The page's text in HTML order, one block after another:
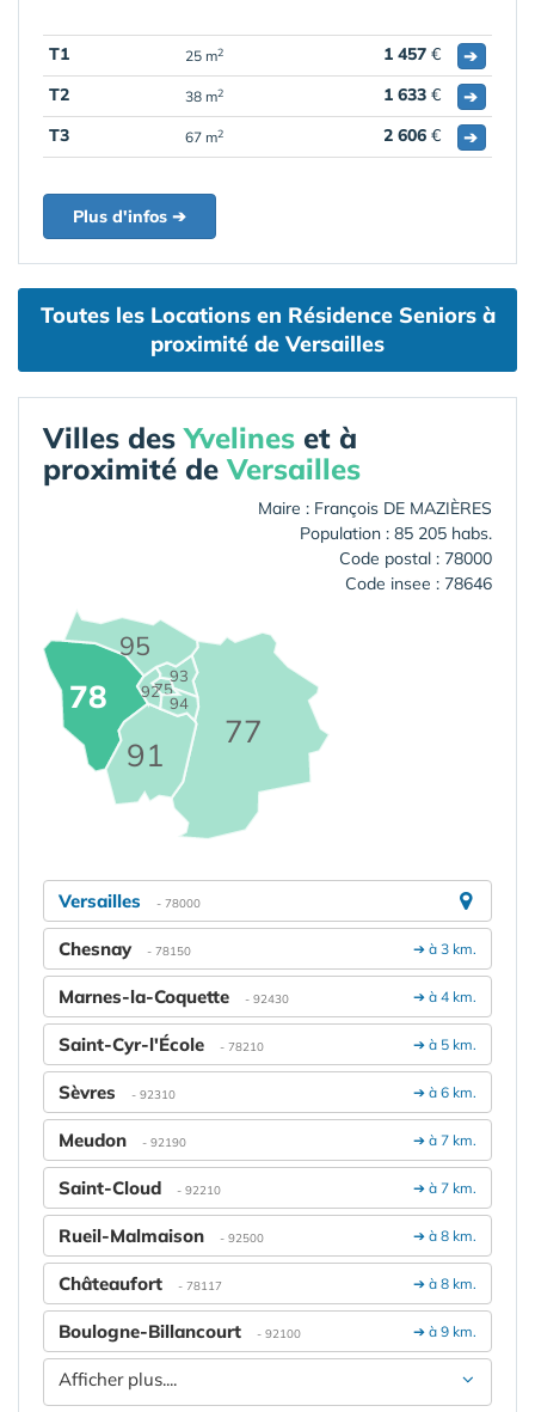
T1 25 m2 1 457 €
➔
T2
38 m2 1 633 €
➔
T3
67 m2 2 606 € ➔
Plus d'infos ➔
Toutes les Locations en Résidence Seniors à
proximité de Versailles
Villes desYvelines et à
proximité deVersailles
Maire : François DE MAZIÈRES
Population : 85 205 habs.
Code postal : 78000
Code insee : 78646
75
77
78
91
92
93
94
95
Versailles - 78000
➔ à 3 km.
Chesnay - 78150
➔ à 4 km.
Marnes-la-Coquette - 92430
➔ à 5 km.
Saint-Cyr-l'École - 78210
➔ à 6 km.
Sèvres - 92310
➔ à 7 km.
Meudon - 92190
➔ à 7 km.
Saint-Cloud - 92210
➔ à 8 km.
Rueil-Malmaison - 92500
➔ à 8 km.
Châteaufort - 78117
➔ à 9 km.
Boulogne-Billancourt - 92100
Afficher plus....